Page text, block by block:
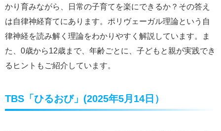
かり育みながら、日常の子育てを楽にできるか？その答え
は自律神経育てにあります。ポリヴェーガル理論という自
律神経を読み解く理論をわかりやすく解説しています。ま
た、0歳から12歳まで、年齢ごとに、子どもと親が実践でき
るヒントもご紹介しています。
TBS「ひるおび」(2025年5月14日）